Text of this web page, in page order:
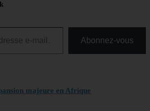
Abonnez-vous
majeure en Afrique